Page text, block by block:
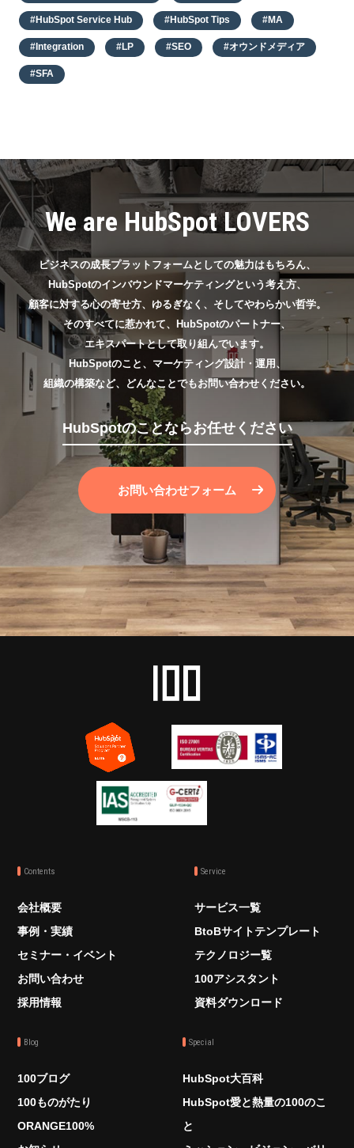
#HubSpot Service Hub #HubSpot Tips #MA
#Integration #LP #SEO #オウンドメディア
#SFA
We are HubSpot LOVERS
ビジネスの成長プラットフォームとしての魅力はもちろん、
HubSpotのインバウンドマーケティングという考え方、
顧客に対する心の寄せ方、ゆるぎなく、そしてやわらかい哲学。
そのすべてに惹かれて、HubSpotのパートナー、
エキスパートとして取り組んでいます。
HubSpotのこと、マーケティング設計・運用、
組織の構築など、どんなことでもお問い合わせください。
HubSpotのことならお任せください
お問い合わせフォーム
Contents
会社概要
事例・実績
セミナー・イベント
お問い合わせ
採用情報
Service
サービス一覧
BtoBサイトテンプレート
テクノロジー覧
100アシスタント
資料ダウンロード
Blog
100ブログ
100ものがたり
ORANGE100%
Special
HubSpot大百科
HubSpot愛と熱量の100のこ
と